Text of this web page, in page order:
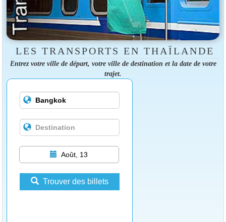
LES TRANSPORTS EN THAÏLANDE
Entrez votre ville de départ, votre ville de destination et la date de votre
trajet.
Août, 13
Trouver des billets